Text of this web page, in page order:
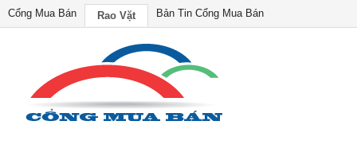
Cổng Mua Bán Rao Vặt Bản Tin Cổng Mua Bán